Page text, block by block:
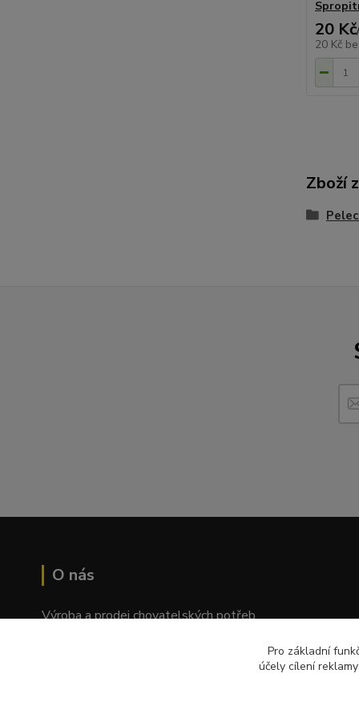
20 Kč/
20 Kč
Zboží
O nás
Výroba a prodej chovatelských potřeb
Pro základní
účely cílení